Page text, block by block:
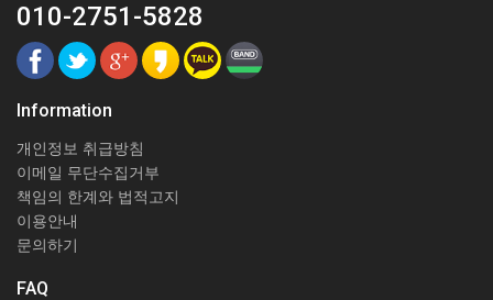
010-2751-5828
Information
개인정보 취급방침
이메일 무단수집거부
책임의 한계와 법적고지
이용안내
문의하기
FAQ